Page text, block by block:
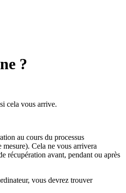
?
cela vous arrive.
au cours du processus
Cela ne vous arrivera
récupération avant, pendant ou après
vous devrez trouver